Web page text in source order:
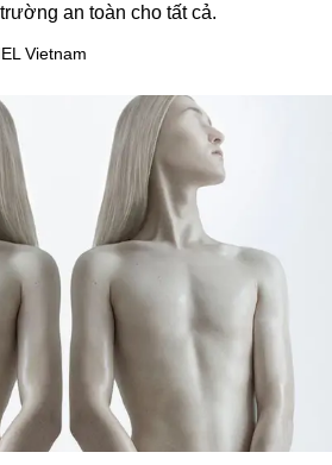
an toàn cho tất cả.
Vietnam